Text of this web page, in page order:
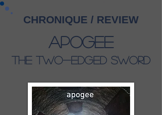
CHRONIQUE / REVIEW
Apogee
The Two-Edged Sword